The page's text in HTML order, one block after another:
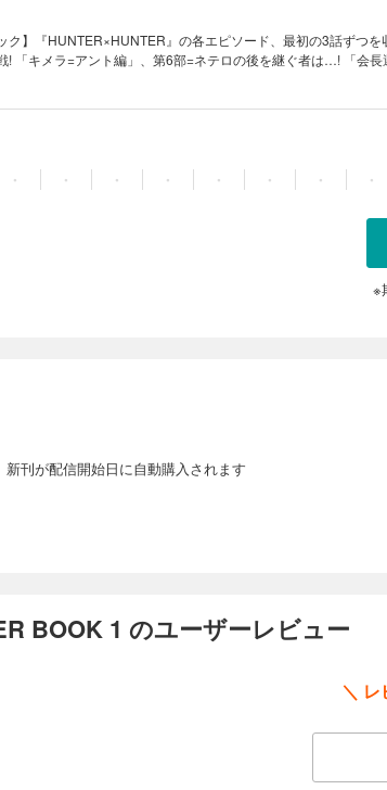
ク】『HUNTER×HUNTER』の各エピソード、最初の3話ずつ
! 「キメラ=アント編」、第6部=ネテロの後を継ぐ者は…! 「会
・ ・ ・ ・ ・ ・ ・ ・
※
新刊が配信開始日に自動購入されます
BOOK 1 のユーザーレビュー
＼